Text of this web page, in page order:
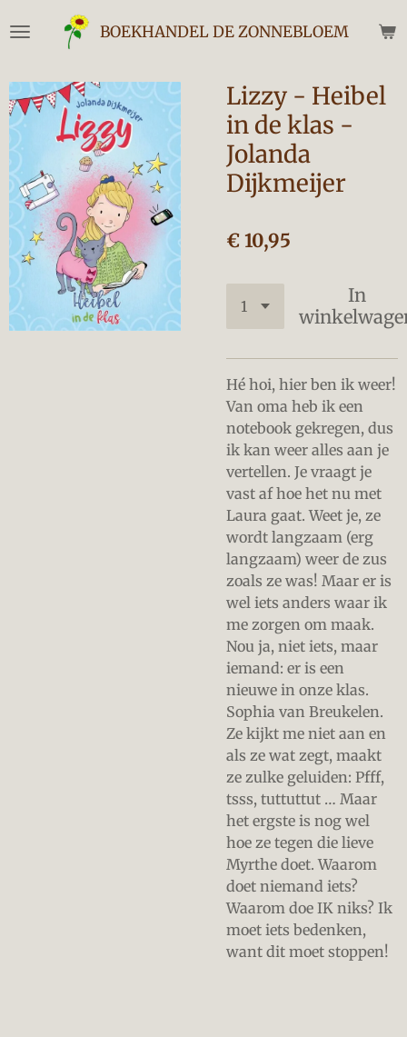
direct
de
hoofdinhoud
BOEKHANDEL DE ZONNEBLOEM
Lizzy - Heibel
in de klas -
Jolanda
Dijkmeijer
€ 10,95
In
Hé hoi, hier ben ik weer!
Van oma heb ik een
notebook gekregen, dus
ik kan weer alles aan je
vertellen. Je vraagt je
vast af hoe het nu met
Laura gaat. Weet je, ze
wordt langzaam (erg
langzaam) weer de zus
zoals ze was! Maar er is
wel iets anders waar ik
me zorgen om maak.
Nou ja, niet iets, maar
iemand: er is een
nieuwe in onze klas.
Sophia van Breukelen.
Ze kijkt me niet aan en
als ze wat zegt, maakt
ze zulke geluiden: Pfff,
tsss, tuttuttut … Maar
het ergste is nog wel
hoe ze tegen die lieve
Myrthe doet. Waarom
doet niemand iets?
Waarom doe IK niks? Ik
moet iets bedenken,
want dit moet stoppen!